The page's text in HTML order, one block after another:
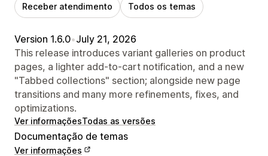
Receber atendimento Todos os temas
Version 1.6.0•July 21, 2026
This release introduces variant galleries on product
pages, a lighter add-to-cart notification, and a new
"Tabbed collections" section; alongside new page
transitions and many more refinements, fixes, and
optimizations.
Ver informaçõesTodas as versões
Documentação de temas
Ver informações